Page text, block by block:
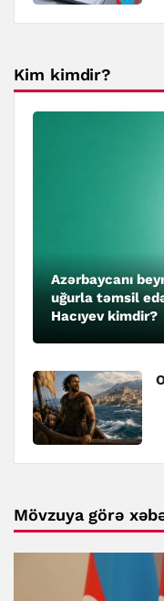
Kim kimdir?
Azərbaycanı
uğurla təmsil
Hacıyev kimdir?
Mövzuya görə